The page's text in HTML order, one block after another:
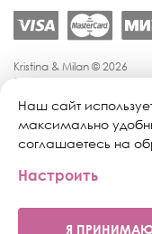
Kristina & Milan © 2026
Политика
Политика обработки
Публичная оферта
Персональные
Поддержка сайта:
Наш сайт
максимально
соглашаетесь на
Настроить
Я